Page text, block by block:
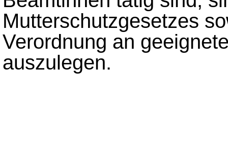
Mutterschutzgesetzes
Verordnung an
auszulegen.